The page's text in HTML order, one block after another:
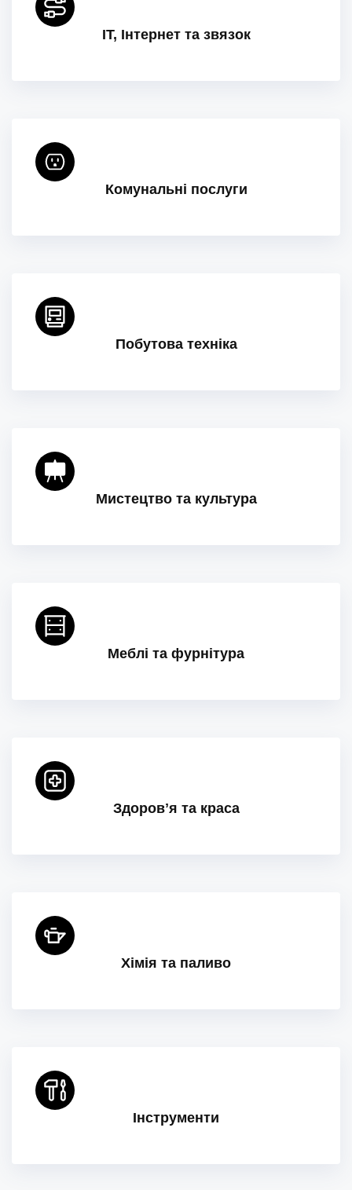
IT, Інтернет та звязок
Комунальні послуги
Побутова техніка
Мистецтво та культура
Меблі та фурнітура
Здоровʼя та краса
Хімія та паливо
Інструменти